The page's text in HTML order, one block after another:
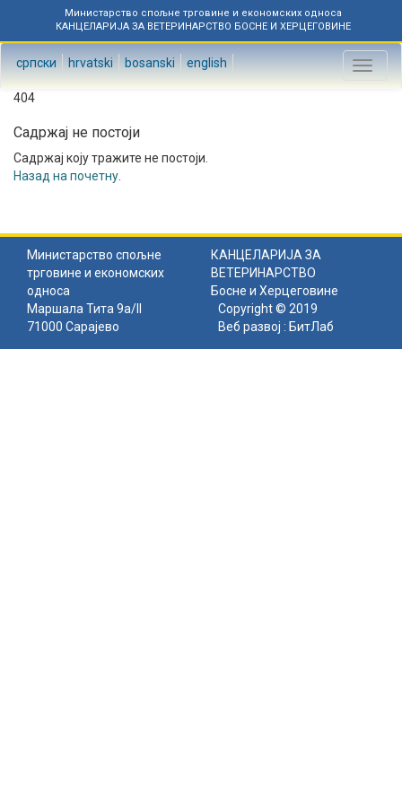
Министарство спољне трговине и економских односа
КАНЦЕЛАРИЈА ЗА ВЕТЕРИНАРСТВО БОСНЕ И ХЕРЦЕГОВИНЕ
српски hrvatski bosanski english
Toggle
404
Садржај не постоји
Садржај коју тражите не постоји.
Назад на почетну
Министарство спољне
трговине и економских
односа
КАНЦЕЛАРИЈА ЗА
ВЕТЕРИНАРСТВО
Босне и Херцеговине
Маршала Тита 9а/II
71000 Сарајево
Copyright © 2019
Веб развој : БитЛаб